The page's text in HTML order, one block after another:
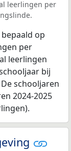
leerlingen per
op
per
leerlingen
bij
schooljaren
2024-2025